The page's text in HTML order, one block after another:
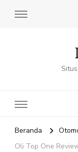
Beranda
Oli Top One